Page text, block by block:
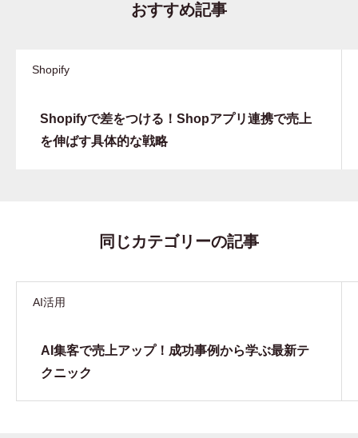
おすすめ記事
Shopify
Shopifyで差をつける！Shopアプリ連携で売上
を伸ばす具体的な戦略
同じカテゴリーの記事
AI活用
AI集客で売上アップ！成功事例から学ぶ最新テ
クニック